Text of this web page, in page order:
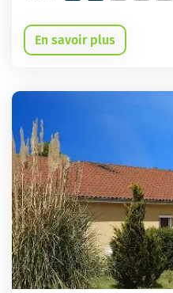
En savoir plus